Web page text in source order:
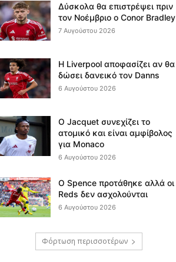
Δύσκολα θα επιστρέψει πριν
τον Νοέμβριο ο Conor Bradley
7 Αυγούστου 2026
Η Liverpool αποφασίζει αν θα
δώσει δανεικό τον Danns
6 Αυγούστου 2026
Ο Jacquet συνεχίζει το
ατομικό και είναι αμφίβολος
για Monaco
6 Αυγούστου 2026
Ο Spence προτάθηκε αλλά οι
Reds δεν ασχολούνται
6 Αυγούστου 2026
Φόρτωση περισσοτέρων